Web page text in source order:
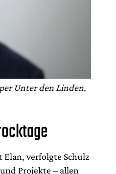
Unter den Linden.
verfolgte Schulz
Projekte – allen